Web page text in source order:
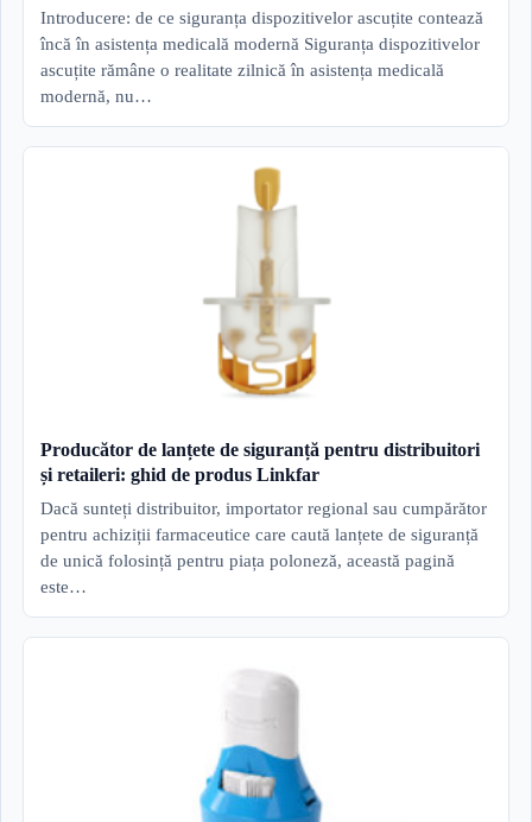
Introducere: de ce siguranța dispozitivelor ascuțite contează
încă în asistența medicală modernă Siguranța dispozitivelor
ascuțite rămâne o realitate zilnică în asistența medicală
modernă, nu…
Producător de lanțete de siguranță pentru distribuitori
și retaileri: ghid de produs Linkfar
Dacă sunteți distribuitor, importator regional sau cumpărător
pentru achiziții farmaceutice care caută lanțete de siguranță
de unică folosință pentru piața poloneză, această pagină
este…